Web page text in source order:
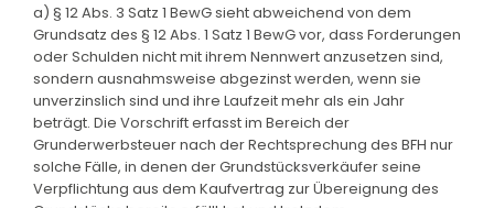
a) § 12 Abs. 3 Satz 1 BewG sieht abweichend von dem
Grundsatz des § 12 Abs. 1 Satz 1 BewG vor, dass Forderungen
oder Schulden nicht mit ihrem Nennwert anzusetzen sind,
sondern ausnahmsweise abgezinst werden, wenn sie
unverzinslich sind und ihre Laufzeit mehr als ein Jahr
beträgt. Die Vorschrift erfasst im Bereich der
Grunderwerbsteuer nach der Rechtsprechung des BFH nur
solche Fälle, in denen der Grundstücksverkäufer seine
Verpflichtung aus dem Kaufvertrag zur Übereignung des